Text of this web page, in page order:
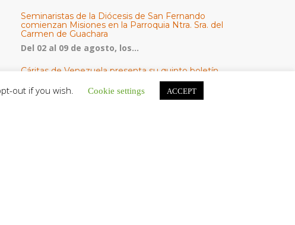
Seminaristas de la Diócesis de San Fernando
comienzan Misiones en la Parroquia Ntra. Sra. del
Carmen de Guachara
Del 02 al 09 de agosto, los...
Cáritas de Venezuela presenta su quinto boletín
sobre la atención a familias tras los terremotos
Cáritas de Venezuela publicó este martes 4...
out if you wish. Cookie settings ACCEPT